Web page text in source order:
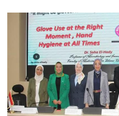
الأنظمة الذكية
تواصل معنا
الطلاب